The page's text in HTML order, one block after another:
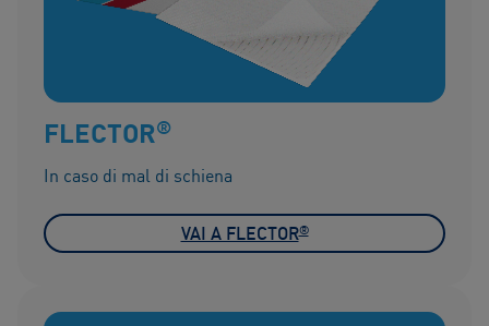
FLECTOR®
In caso di mal di schiena
VAI A FLECTOR®